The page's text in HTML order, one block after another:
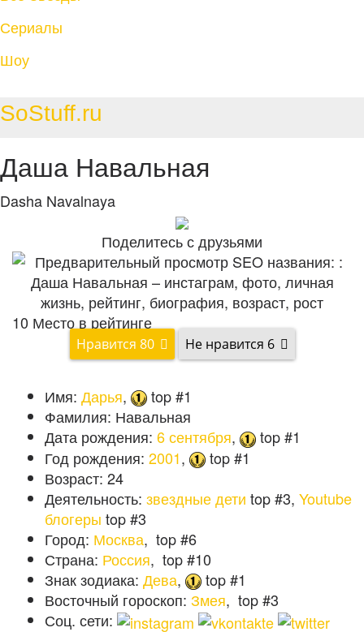
Сериалы
Шоу
SoStuff.ru
Даша Навальная
Dasha Navalnaya
Поделитесь с друзьями
10 Место в рейтинге
80 6
Имя: Дарья,
top #1
Фамилия: Навальная
Дата рождения: 6 сентября,
top #1
Год рождения: 2001,
top #1
Возраст: 24
Деятельность: звездные дети top #3, Youtube
блогеры top #3
Город: Москва, top #6
Страна: Россия, top #10
Знак зодиака: Дева,
top #1
Восточный гороскоп: Змея, top #3
Соц. сети: